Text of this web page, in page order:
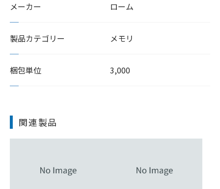
メーカー ローム
製品カテゴリー メモリ
梱包単位 3,000
関連製品